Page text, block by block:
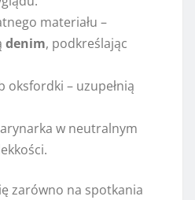
materiału –
denim, podkreślając
oksfordki – uzupełnią
w neutralnym
zarówno na spotkania